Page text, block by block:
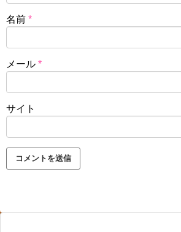
名前 *
メール *
サイト